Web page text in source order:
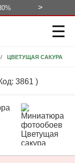
>
ЦВЕТУЩАЯ САКУРА
3861 )